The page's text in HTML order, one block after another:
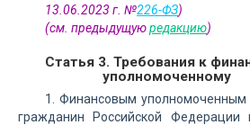
13.06.2023 г. №226-ФЗ)
(см. предыдущуюредакцию)
Статья 3. Требования к
уполномоченному
1. Финансовым
гражданин Российской